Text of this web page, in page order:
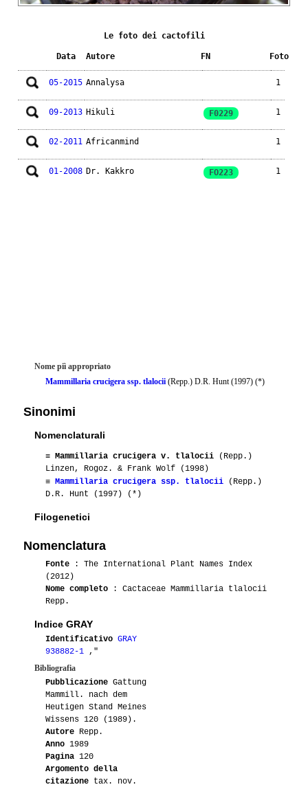
Le foto dei cactofili
Data Autore FN Foto
05-2015 Annalysa 1
09-2013 Hikuli F0229 1
02-2011 Africanmind 1
01-2008 Dr. Kakkro FO223 1
Nome piì appropriato
Mammillaria crucigera ssp. tlalocii (Repp.) D.R. Hunt (1997) (*)
Sinonimi
Nomenclaturali
≡ Mammillaria crucigera v. tlalocii (Repp.)
Linzen, Rogoz. & Frank Wolf (1998)
≡ Mammillaria crucigera ssp. tlalocii (Repp.)
D.R. Hunt (1997) (*)
Filogenetici
Nomenclatura
Fonte : The International Plant Names Index
(2012)
Nome completo : Cactaceae Mammillaria tlalocii
Repp.
Indice GRAY
Identificativo GRAY
938882-1 ,"
Bibliografia
Pubblicazione Gattung
Mammill. nach dem
Heutigen Stand Meines
Wissens 120 (1989).
Autore Repp.
Anno 1989
Pagina 120
Argomento della
citazione tax. nov.